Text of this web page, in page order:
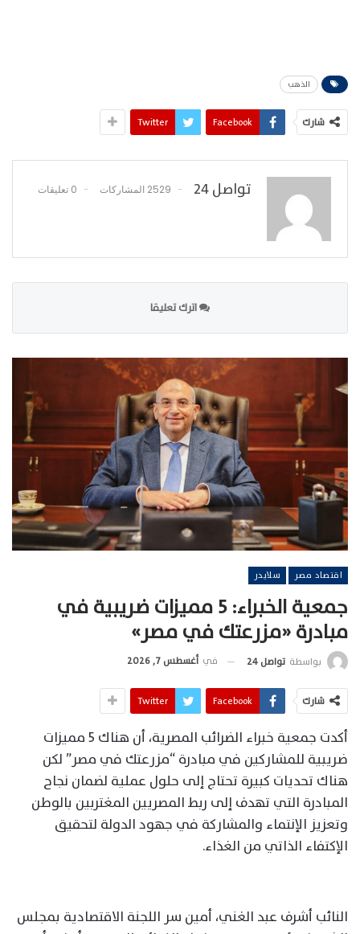
الذهب
شارك Facebook
Twitter
تواصل 24 2529 المشاركات 0 تعليقات
اترك تعليقا
اقتصاد مصر سلايدر
جمعية الخبراء: 5 مميزات ضريبية في
مبادرة «مزرعتك في مصر»
بواسطة تواصل 24 في أغسطس 7, 2026
شارك Facebook
Twitter
أكدت جمعية خبراء الضرائب المصرية، أن هناك 5 مميزات
ضريبية للمشاركين في مبادرة “مزرعتك في مصر” لكن
هناك تحديات كبيرة تحتاج إلى حلول عملية لضمان نجاح
المبادرة التي تهدف إلى ربط المصريين المغتربين بالوطن
وتعزيز الإنتماء والمشاركة في جهود الدولة لتحقيق
الإكتفاء الذاتي من الغذاء.
النائب أشرف عبد الغني، أمين سر اللجنة الاقتصادية بمجلس